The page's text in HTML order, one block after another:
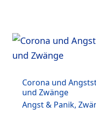
Corona und
und Zwänge
Angst & Panik,